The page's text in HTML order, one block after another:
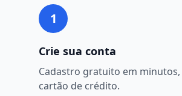
1
Crie sua conta
Cadastro gratuito em minutos,
cartão de crédito.